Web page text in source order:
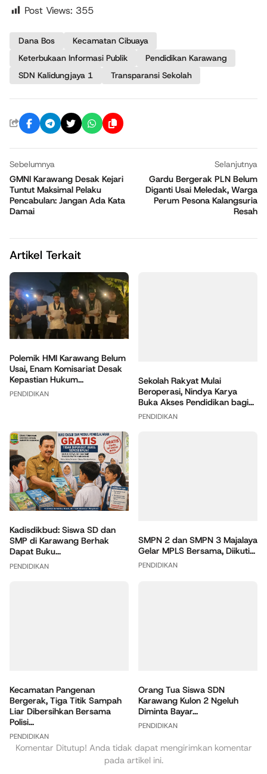
Post Views: 355
Dana Bos
Kecamatan Cibuaya
Keterbukaan Informasi Publik
Pendidikan Karawang
SDN Kalidungjaya 1
Transparansi Sekolah
Sebelumnya
GMNI Karawang Desak Kejari
Tuntut Maksimal Pelaku
Pencabulan: Jangan Ada Kata
Damai
Selanjutnya
Gardu Bergerak PLN Belum
Diganti Usai Meledak, Warga
Perum Pesona Kalangsuria
Resah
Artikel Terkait
Polemik HMI Karawang Belum
Usai, Enam Komisariat Desak
Kepastian Hukum...
PENDIDIKAN
Sekolah Rakyat Mulai
Beroperasi, Nindya Karya
Buka Akses Pendidikan bagi...
PENDIDIKAN
Kadisdikbud: Siswa SD dan
SMP di Karawang Berhak
Dapat Buku...
PENDIDIKAN
SMPN 2 dan SMPN 3 Majalaya
Gelar MPLS Bersama, Diikuti...
PENDIDIKAN
Kecamatan Pangenan
Bergerak, Tiga Titik Sampah
Liar Dibersihkan Bersama
Polisi...
PENDIDIKAN
Orang Tua Siswa SDN
Karawang Kulon 2 Ngeluh
Diminta Bayar...
PENDIDIKAN
Komentar Ditutup! Anda tidak dapat mengirimkan komentar
pada artikel ini.